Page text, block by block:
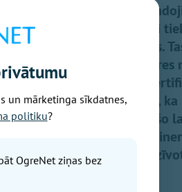
Mazozolu pagasts
pagastiem - šeit bioloģiski
izmantojamās zemes.
rādītāja un vienīgais
sarakstā pēc bioloģiski
sasniegums apliecina,
kļuvusi par dominējošo
lauku netiek izmantoti
videi, gan vietējiem
un mārketinga sīkdatnes,
politiku?
OgreNet ziņas bez